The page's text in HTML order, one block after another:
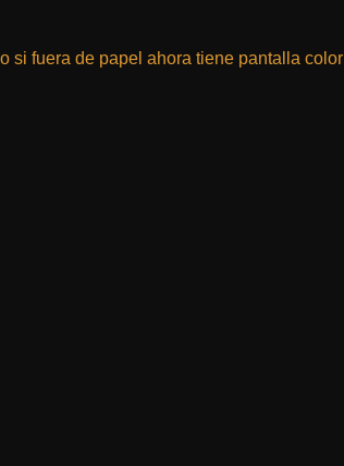
si fuera de papel ahora tiene pantalla color